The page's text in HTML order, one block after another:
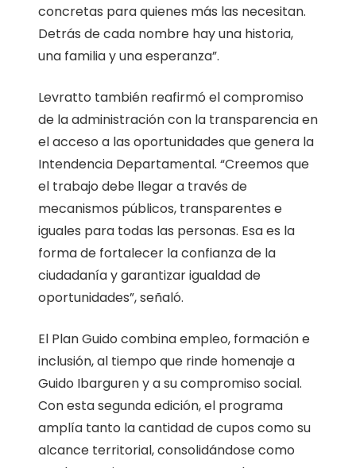
concretas para quienes más las necesitan.
Detrás de cada nombre hay una historia,
una familia y una esperanza”.
Levratto también reafirmó el compromiso
de la administración con la transparencia en
el acceso a las oportunidades que genera la
Intendencia Departamental. “Creemos que
el trabajo debe llegar a través de
mecanismos públicos, transparentes e
iguales para todas las personas. Esa es la
forma de fortalecer la confianza de la
ciudadanía y garantizar igualdad de
oportunidades”, señaló.
El Plan Guido combina empleo, formación e
inclusión, al tiempo que rinde homenaje a
Guido Ibarguren y a su compromiso social.
Con esta segunda edición, el programa
amplía tanto la cantidad de cupos como su
alcance territorial, consolidándose como